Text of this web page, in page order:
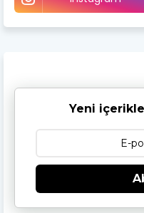
Yeni